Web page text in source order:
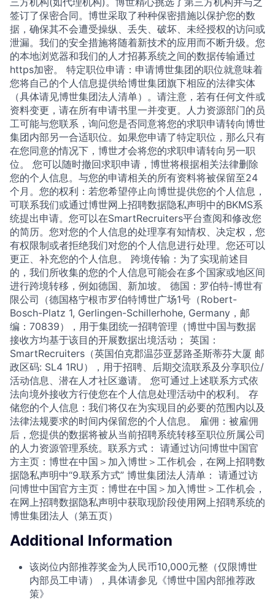
签订了保密合同。博世采取了种种保密措施以保护您的数
据，确保其不会遭受操纵、丢失、破坏、未经授权的访问或
泄漏。我们的安全措施将随着新技术的应用而不断升级。您
的本地浏览器和我们的人才招募系统之间的数据传输通过
https加密。 特定职位申请：申请博世集团的职位就意味着
您将自己的个人信息提供给博世集团旗下相应的法律实体
（具体请见博世集团法人清单）。请注意，若有任何文件或
资料变更，请在所有申请书里一并变更。人力资源部门的员
工可能与您联系，询问您是否同意将您的求职申请转向博世
集团内部另一合适职位。如果您申请了特定职位，那么只有
在您同意的情况下，博世才会将您的求职申请转向另一职
位。 您可以随时撤回求职申请，博世将根据相关法律删除
您的个人信息。与您的申请相关的所有资料将被保留至24
个月。您的权利：若您希望停止向博世提供您的个人信息，
可联系我们或通过博世网上招聘数据隐私声明中的BKMS系
统提出申请。您可以在SmartRecruiters平台查阅和修改您
的简历。您对您的个人信息的处理享有知情权、决定权，您
有权限制或者拒绝我们对您的个人信息进行处理。您还可以
更正、补充您的个人信息。 跨境传输：为了实现前述目
的，我们所收集的您的个人信息可能会在多个国家或地区间
进行跨境转移，例如德国、新加坡。 德国：罗伯特-博世有
限公司（德国格宁根市罗伯特博世广场1号（Robert-
Bosch-Platz 1, Gerlingen-Schillerhohe, Germany，邮
编：70839），用于集团统一招聘管理（博世中国与数据
接收方均基于该目的开展数据出境活动； 英国：
SmartRecruiters（英国伯克郡温莎亚瑟路圣斯蒂芬大厦 邮
政区码: SL4 1RU），用于招聘、后期交流联系及分享职位/
活动信息、潜在人才社区邀请。 您可通过上述联系方式依
法向境外接收方行使您在个人信息处理活动中的权利。 存
储您的个人信息：我们将仅在为实现目的必要的范围内以及
法律法规要求的时间内保留您的个人信息。 雇佣：被雇佣
后，您提供的数据将被从当前招聘系统转移至职位所属公司
的人力资源管理系统。联系方式： 请通过访问博世中国官
方主页：博世在中国＞加入博世＞工作机会，在网上招聘数
据隐私声明中“9.联系方式” 博世集团法人清单： 请通过访
问博世中国官方主页：博世在中国＞加入博世＞工作机会，
在网上招聘数据隐私声明中获取现阶段使用网上招聘系统的
博世集团法人（第五页）
Additional Information
该岗位内部推荐奖金为人民币10,000元整（仅限博世
内部员工申请），具体请参见《博世中国内部推荐政
策》